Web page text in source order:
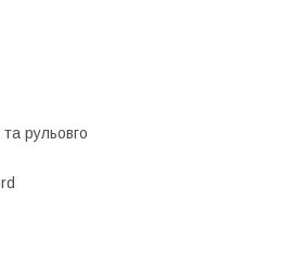
рульовго